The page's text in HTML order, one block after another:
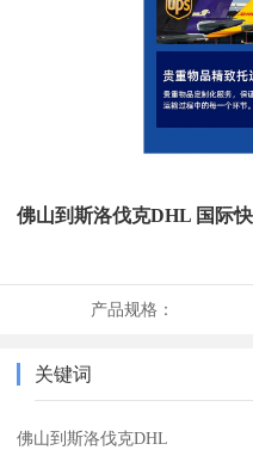
佛山到斯洛伐克DHL 国际
产品规格：
关键词
佛山到斯洛伐克DHL